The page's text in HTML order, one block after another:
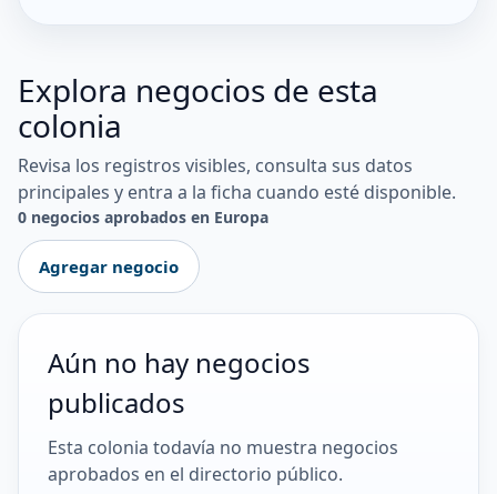
Explora negocios de esta
colonia
Revisa los registros visibles, consulta sus datos
principales y entra a la ficha cuando esté disponible.
0 negocios aprobados en Europa
Agregar negocio
Aún no hay negocios
publicados
Esta colonia todavía no muestra negocios
aprobados en el directorio público.